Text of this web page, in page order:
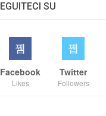
SU
Facebook
Likes
Twitter
Followers